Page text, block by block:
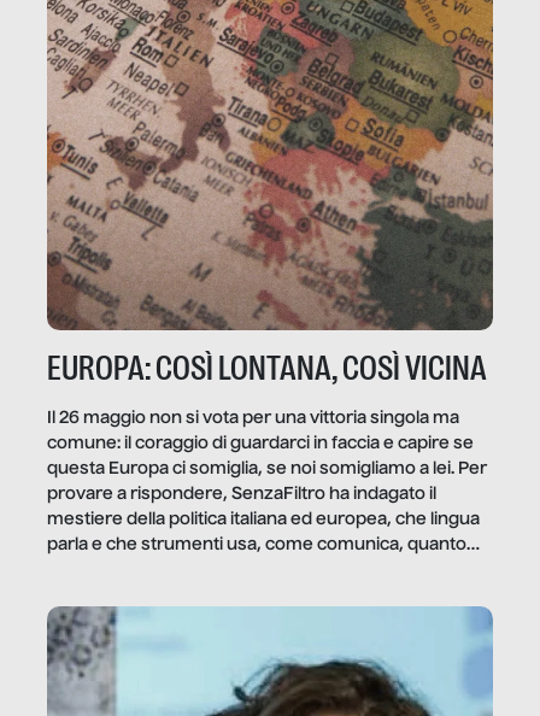
EUROPA: COSÌ LONTANA, COSÌ VICINA
Il 26 maggio non si vota per una vittoria singola ma
comune: il coraggio di guardarci in faccia e capire se
questa Europa ci somiglia, se noi somigliamo a lei. Per
provare a rispondere, SenzaFiltro ha indagato il
mestiere della politica italiana ed europea, che lingua
parla e che strumenti usa, come comunica, quanto